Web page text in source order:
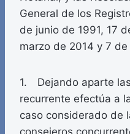
General de los
de junio de 1991, 17
marzo de 2014 y 7
1. Dejando aparte
recurrente efectúa a
caso considerado de